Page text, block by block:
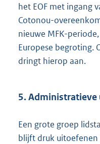
het EOF met ingang
Cotonou-
nieuwe MFK-
Europese begroting.
dringt hierop aan.
5. Administratieve
Een grote groep
blijft druk uitoefenen